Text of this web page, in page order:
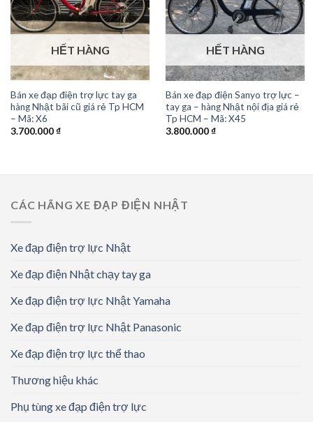
HẾT HÀNG
Bán xe đạp điện trợ lực tay ga
hàng Nhật bãi cũ giá rẻ Tp HCM
– Mã: X6
3.700.000₫
HẾT HÀNG
Bán xe đạp điện Sanyo trợ lực –
tay ga – hàng Nhật nội địa giá rẻ
Tp HCM – Mã: X45
3.800.000₫
CÁC HÃNG XE ĐẠP ĐIỆN NHẬT
Xe đạp điện trợ lực Nhật
Xe đạp điện Nhật chạy tay ga
Xe đạp điện trợ lực Nhật Yamaha
Xe đạp điện trợ lực Nhật Panasonic
Xe đạp điện trợ lực thể thao
Thương hiệu khác
Phụ tùng xe đạp điện trợ lực